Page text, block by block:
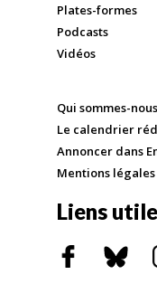
Plates-formes
Podcasts
Vidéos
Qui sommes-
Le calendrier
Annoncer dans
Mentions légales
Liens